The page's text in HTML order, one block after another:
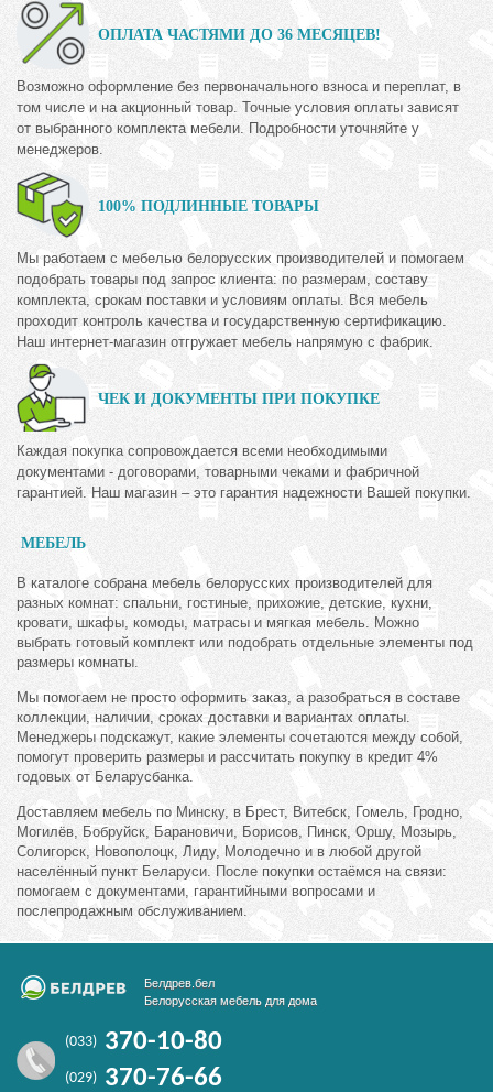
ОПЛАТА ЧАСТЯМИ ДО 36 МЕСЯЦЕВ!
Возможно оформление без первоначального взноса и переплат, в
том числе и на акционный товар. Точные условия оплаты зависят
от выбранного комплекта мебели. Подробности уточняйте у
менеджеров.
100% ПОДЛИННЫЕ ТОВАРЫ
Мы работаем с мебелью белорусских производителей и помогаем
подобрать товары под запрос клиента: по размерам, составу
комплекта, срокам поставки и условиям оплаты. Вся мебель
проходит контроль качества и государственную сертификацию.
Наш интернет-магазин отгружает мебель напрямую с фабрик.
ЧЕК И ДОКУМЕНТЫ ПРИ ПОКУПКЕ
Каждая покупка сопровождается всеми необходимыми
документами - договорами, товарными чеками и фабричной
гарантией. Наш магазин – это гарантия надежности Вашей покупки.
МЕБЕЛЬ
В каталоге собрана мебель белорусских производителей для
разных комнат: спальни, гостиные, прихожие, детские, кухни,
кровати, шкафы, комоды, матрасы и мягкая мебель. Можно
выбрать готовый комплект или подобрать отдельные элементы под
размеры комнаты.
Мы помогаем не просто оформить заказ, а разобраться в составе
коллекции, наличии, сроках доставки и вариантах оплаты.
Менеджеры подскажут, какие элементы сочетаются между собой,
помогут проверить размеры и рассчитать покупку в кредит 4%
годовых от Беларусбанка.
Доставляем мебель по Минску, в Брест, Витебск, Гомель, Гродно,
Могилёв, Бобруйск, Барановичи, Борисов, Пинск, Оршу, Мозырь,
Солигорск, Новополоцк, Лиду, Молодечно и в любой другой
населённый пункт Беларуси. После покупки остаёмся на связи:
помогаем с документами, гарантийными вопросами и
послепродажным обслуживанием.
Белдрев.бел
Белорусская мебель для дома
(033) 370-10-80
(029) 370-76-66